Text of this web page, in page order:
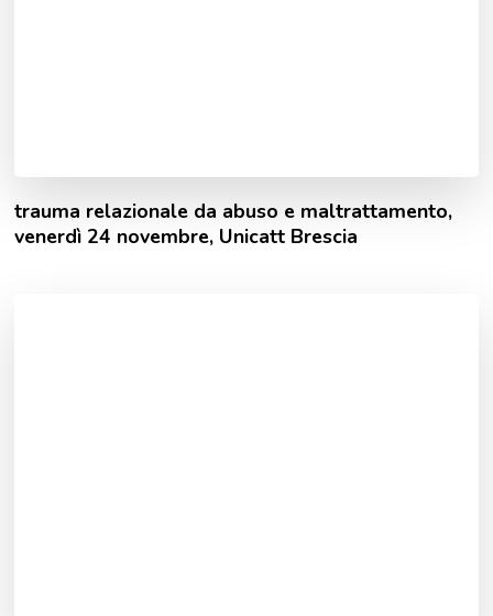
trauma relazionale da abuso e maltrattamento,
venerdì 24 novembre, Unicatt Brescia